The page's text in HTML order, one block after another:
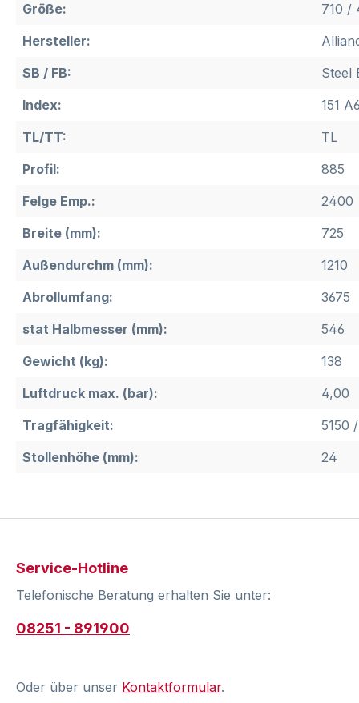
Größe:
710 /
Hersteller:
SB / FB:
Steel
Index:
151
TL/TT:
TL
Profil:
885
Felge Emp.:
2400
Breite (mm):
725
Außendurchm (mm):
1210
Abrollumfang:
3675
stat Halbmesser (mm):
546
Gewicht (kg):
138
Luftdruck max. (bar):
4,00
Tragfähigkeit:
5150
Stollenhöhe (mm):
24
Service-Hotline
Telefonische Beratung erhalten Sie unter:
08251 - 891900
Oder über unser Kontaktformular.